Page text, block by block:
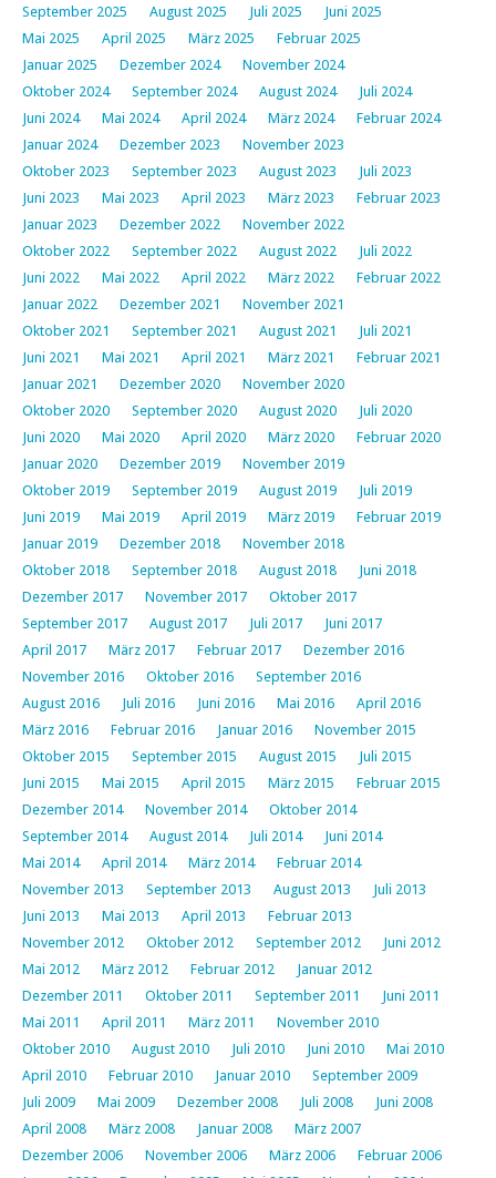
September 2025
August 2025 Juli 2025
Juni 2025
Mai 2025
April 2025 März 2025
Februar 2025
Januar 2025
Dezember 2024
November 2024
Oktober 2024
September 2024 August 2024
Juli 2024
Juni 2024
Mai 2024 April 2024 März 2024
Februar 2024
Januar 2024
Dezember 2023
November 2023
Oktober 2023
September 2023 August 2023
Juli 2023
Juni 2023
Mai 2023 April 2023 März 2023
Februar 2023
Januar 2023
Dezember 2022
November 2022
Oktober 2022
September 2022 August 2022
Juli 2022
Juni 2022
Mai 2022 April 2022 März 2022
Februar 2022
Januar 2022
Dezember 2021
November 2021
Oktober 2021
September 2021 August 2021
Juli 2021
Juni 2021
Mai 2021 April 2021 März 2021
Februar 2021
Januar 2021
Dezember 2020
November 2020
Oktober 2020
September 2020 August 2020
Juli 2020
Juni 2020
Mai 2020 April 2020 März 2020
Februar 2020
Januar 2020
Dezember 2019
November 2019
Oktober 2019
September 2019 August 2019
Juli 2019
Juni 2019
Mai 2019 April 2019 März 2019
Februar 2019
Januar 2019
Dezember 2018
November 2018
Oktober 2018
September 2018 August 2018
Juni 2018
Dezember 2017
November 2017
Oktober 2017
September 2017
August 2017 Juli 2017
Juni 2017
April 2017
März 2017 Februar 2017
Dezember 2016
November 2016
Oktober 2016
September 2016
August 2016
Juli 2016 Juni 2016 Mai 2016
April 2016
März 2016
Februar 2016 Januar 2016
November 2015
Oktober 2015
September 2015 August 2015
Juli 2015
Juni 2015
Mai 2015 April 2015 März 2015
Februar 2015
Dezember 2014
November 2014
Oktober 2014
September 2014
August 2014 Juli 2014
Juni 2014
Mai 2014
April 2014 März 2014
Februar 2014
November 2013
September 2013 August 2013
Juli 2013
Juni 2013
Mai 2013 April 2013
Februar 2013
November 2012
Oktober 2012 September 2012
Juni 2012
Mai 2012
März 2012 Februar 2012
Januar 2012
Dezember 2011
Oktober 2011 September 2011
Juni 2011
Mai 2011
April 2011 März 2011
November 2010
Oktober 2010
August 2010 Juli 2010 Juni 2010
Mai 2010
April 2010
Februar 2010 Januar 2010
September 2009
Juli 2009
Mai 2009 Dezember 2008 Juli 2008
Juni 2008
April 2008
März 2008 Januar 2008
März 2007
Dezember 2006
November 2006 März 2006
Februar 2006